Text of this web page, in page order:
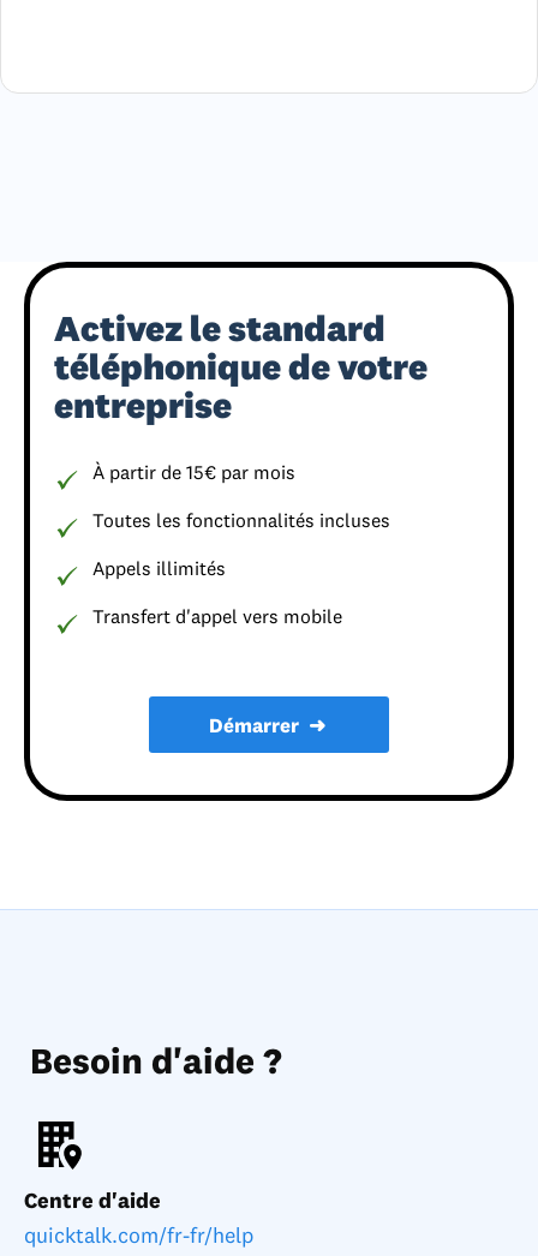
Activez le standard
téléphonique de votre
entreprise
À partir de 15€ par mois
Toutes les fonctionnalités incluses
Appels illimités
Transfert d'appel vers mobile
Démarrer ➜
Besoin d'aide ?
Centre d'aide
quicktalk.com/fr-fr/help